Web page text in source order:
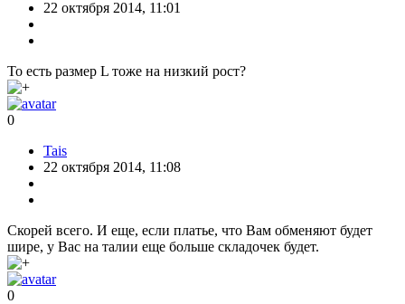
22 октября 2014, 11:01
То есть размер L тоже на низкий рост?
0
Tais
22 октября 2014, 11:08
Скорей всего. И еще, если платье, что Вам обменяют будет
шире, у Вас на талии еще больше складочек будет.
0